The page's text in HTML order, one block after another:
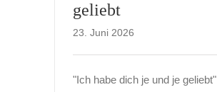
geliebt
23. Juni 2026
"Ich habe dich je und je geliebt"